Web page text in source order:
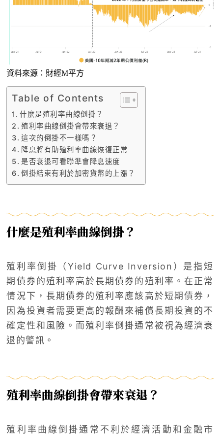
資料來源：財經M平方
Table of Contents
什麼是殖利率曲線倒掛？
殖利率曲線倒掛會帶來衰退？
這次的倒掛不一樣嗎？
降息將有助殖利率曲線恢復正常
是否衰退可看聯準會降息速度
倒掛結束有利於加密貨幣的上漲？
什麼是殖利率曲線倒掛？
殖利率倒掛（Yield Curve Inversion）是指短
期債券的殖利率高於長期債券的殖利率。在正常
情況下，長期債券的殖利率應該高於短期債券，
因為投資者需要更高的報酬來補償長期投資的不
確定性和風險。而殖利率倒掛通常被視為經濟衰
退的警訊。
殖利率曲線倒掛會帶來衰退？
殖利率曲線倒掛通常不利於經濟活動和金融市